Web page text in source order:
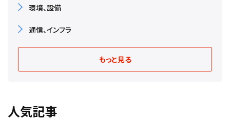
環境、設備
通信、インフラ
もっと見る
人気記事